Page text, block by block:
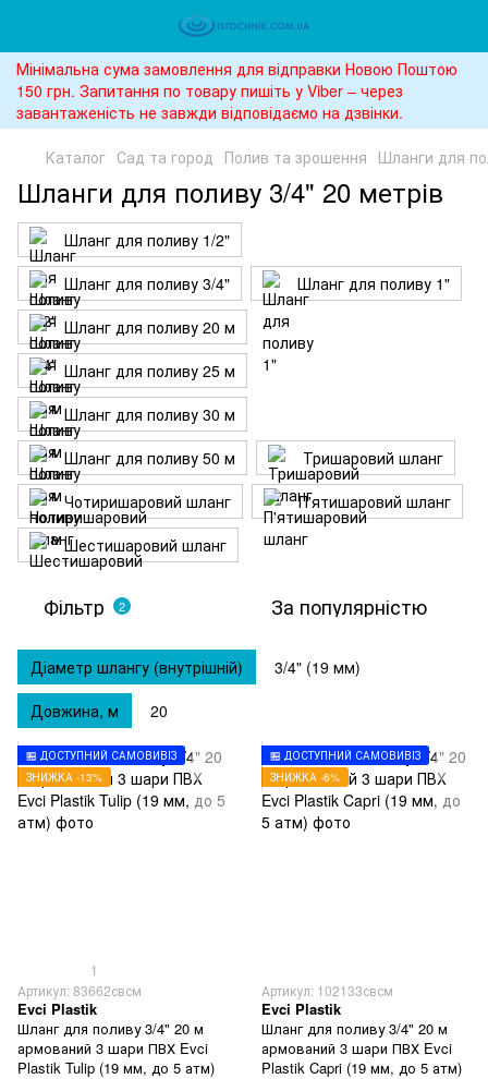
Мінімальна сума замовлення для відправки Новою Поштою
150 грн. Запитання по товару пишіть у Viber – через
завантаженість не завжди відповідаємо на дзвінки.
Каталог Сад та город Полив та зрошення Шланги для
Шланги для поливу 3/4" 20 метрів
Шланг для поливу 1/2"
Шланг для поливу 3/4"
Шланг для поливу 1"
Шланг для поливу 20 м
Шланг для поливу 25 м
Шланг для поливу 30 м
Шланг для поливу 50 м
Тришаровий шланг
Чотиришаровий шланг
П'ятишаровий шланг
Шестишаровий шланг
Фільтр 2 За популярністю
Діаметр шлангу (внутрішній)
3/4" (19 мм)
Довжина, м
20
🏪 ДОСТУПНИЙ САМОВИВІЗ
ЗНИЖКА -13%
1
Артикул: 83662свсм
Evci Plastik
Шланг для поливу 3/4" 20 м
армований 3 шари ПВХ Evci
Plastik Tulip (19 мм, до 5 атм)
🏪 ДОСТУПНИЙ САМОВИВІЗ
ЗНИЖКА -6%
Артикул: 102133свсм
Evci Plastik
Шланг для поливу 3/4" 20 м
армований 3 шари ПВХ Evci
Plastik Capri (19 мм, до 5 атм)